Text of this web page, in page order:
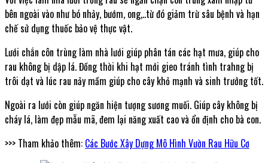
bên ngoài vào như bó nhảy, bướm, ong,..từ đó giảm trừ sâu bệnh và hạn
chế sử dụng thuốc bảo vệ thực vật.
Lưới chắn côn trùng làm nhà lưới giúp phân tán các hạt mưa, giúp cho
rau không bị dập lá. Đồng thời khi hạt mới gieo tránh tình trahng bị
trôi dạt và lúc rau nảy mầm giúp cho cây khỏ mạnh và sinh trưởng tốt.
Ngoài ra lưới còn giúp ngăn hiện tượng sương muối. Giúp cây không bị
cháy lá, làm đẹp mẫu mã, đem lại năng xuất cao và ổn định cho bà con.
>>> Tham khảo thêm: Các Bước Xây Dựng Mô Hình Vườn Rau Hữu Cơ